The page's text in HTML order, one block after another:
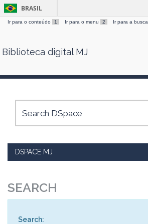
Skip
BRASIL
Ir para o conteúdo 1 Ir para o menu 2 Ir para a busca
Biblioteca digital MJ
DSPACE MJ
SEARCH
Search: